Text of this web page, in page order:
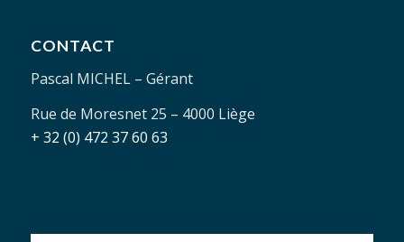
CONTACT
Pascal MICHEL – Gérant
Rue de Moresnet 25 – 4000 Liège
+ 32 (0) 472 37 60 63